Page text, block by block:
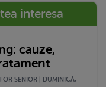
interesa
cauze,
SENIOR | DUMINICĂ,